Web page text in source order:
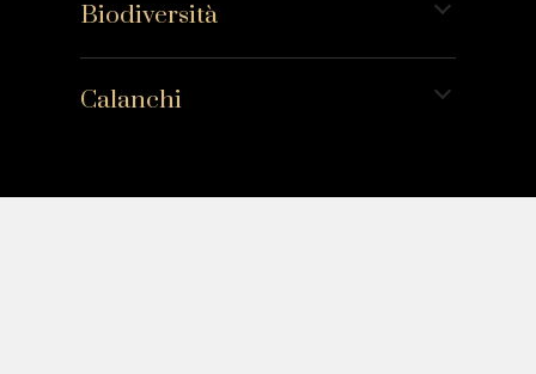
Biodiversità
Calanchi